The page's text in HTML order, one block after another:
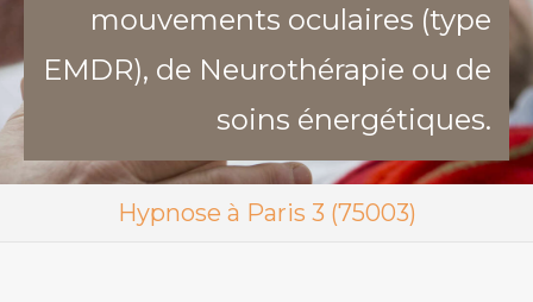
mouvements oculaires (type
EMDR), de Neurothérapie ou de
soins énergétiques.
Hypnose à Paris 3 (75003)